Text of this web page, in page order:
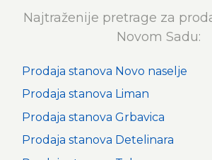
Najtraženije pretrage za
Novom Sadu:
Prodaja stanova Novo naselje
Prodaja stanova Liman
Prodaja stanova Grbavica
Prodaja stanova Detelinara